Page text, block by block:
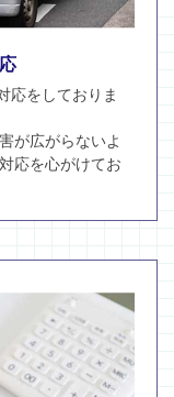
応をしておりま
が広がらないよ
応を心がけてお